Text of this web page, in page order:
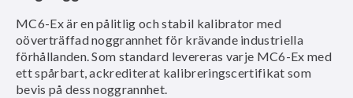
MC6-Ex är en pålitlig och stabil kalibrator med
oöverträffad noggrannhet för krävande industriella
förhållanden. Som standard levereras varje MC6-Ex med
ett spårbart, ackrediterat kalibreringscertifikat som
bevis på dess noggrannhet.